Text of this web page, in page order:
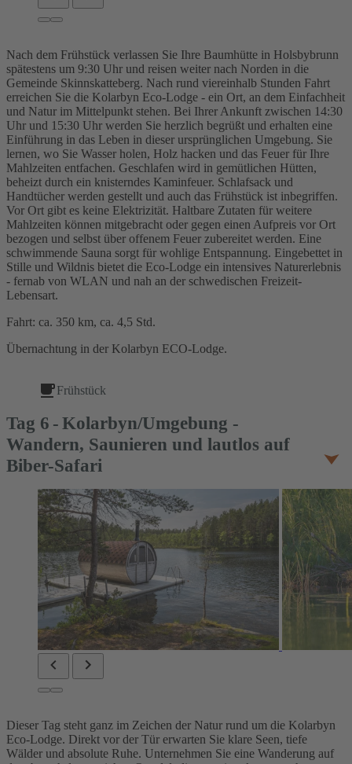
Nach dem Frühstück verlassen Sie Ihre Baumhütte in Holsbybrunn
spätestens um 9:30 Uhr und reisen weiter nach Norden in die
Gemeinde Skinnskatteberg. Nach rund viereinhalb Stunden Fahrt
erreichen Sie die Kolarbyn Eco-Lodge - ein Ort, an dem Einfachheit
und Natur im Mittelpunkt stehen. Bei Ihrer Ankunft zwischen 14:30
Uhr und 15:30 Uhr werden Sie herzlich begrüßt und erhalten eine
Einführung in das Leben in dieser ursprünglichen Umgebung. Sie
lernen, wo Sie Wasser holen, Holz hacken und das Feuer für Ihre
Mahlzeiten entfachen. Geschlafen wird in gemütlichen Hütten,
beheizt durch ein knisterndes Kaminfeuer. Schlafsack und
Handtücher werden gestellt und auch das Frühstück ist inbegriffen.
Vor Ort gibt es keine Elektrizität. Haltbare Zutaten für weitere
Mahlzeiten können mitgebracht oder gegen einen Aufpreis vor Ort
bezogen und selbst über offenem Feuer zubereitet werden. Eine
schwimmende Sauna sorgt für wohlige Entspannung. Eingebettet in
Stille und Wildnis bietet die Eco-Lodge ein intensives Naturerlebnis
- fernab von WLAN und nah an der schwedischen Freizeit-
Lebensart.
Fahrt: ca. 350 km, ca. 4,5 Std.
Übernachtung in der Kolarbyn ECO-Lodge.
Frühstück
Tag 6
Kolarbyn/Umgebung -
Wandern, Saunieren und lautlos auf
Biber-Safari
Dieser Tag steht ganz im Zeichen der Natur rund um die Kolarbyn
Eco-Lodge. Direkt vor der Tür erwarten Sie klare Seen, tiefe
Wälder und absolute Ruhe. Unternehmen Sie eine Wanderung auf